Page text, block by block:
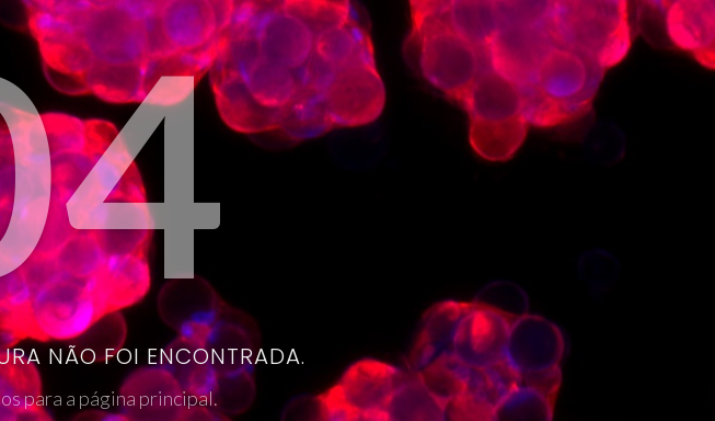
NÃO FOI ENCONTRADA.
para a página principal.